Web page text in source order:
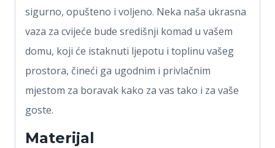
sigurno, opušteno i voljeno. Neka naša ukrasna
vaza za cvijeće bude središnji komad u vašem
domu, koji će istaknuti ljepotu i toplinu vašeg
prostora, čineći ga ugodnim i privlačnim
mjestom za boravak kako za vas tako i za vaše
goste.
Materijal